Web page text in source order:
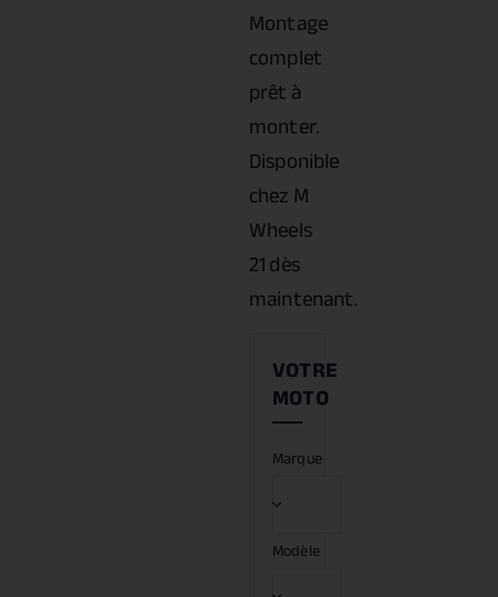
Montage
complet
prêt à
monter.
Disponible
chez M
Wheels
21 dès
maintenant.
Marque
Modèle